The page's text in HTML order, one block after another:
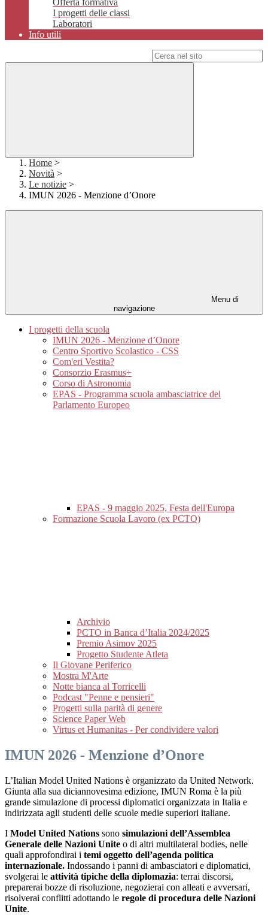
Offerta formativa
I progetti delle classi
Laboratori
Info utili
Home >
Novità >
Le notizie >
IMUN 2026 - Menzione d’Onore
Menu di
navigazione
I progetti della scuola
IMUN 2026 - Menzione d’Onore
Centro Sportivo Scolastico - CSS
Com'eri Vestita?
Consorzio Erasmus+
Corso di Astronomia
EPAS - Programma scuola ambasciatrice del
Parlamento Europeo
EPAS - 9 maggio 2025, Festa dell'Europa
Formazione Scuola Lavoro (ex PCTO)
Archivio
PCTO in Banca d’Italia 2024/2025
Premio Asimov 2025
Progetto Studente Atleta
Il Giovane Periferico
Mostra M'Arte
Notte bianca al Torricelli
Podcast "Penne e pensieri"
Progetti sulla parità di genere
Science Paper Web
Virtus et Humanitas - Per condividere valori
IMUN 2026 - Menzione d’Onore
L’Italian Model United Nations è organizzato da United Network.
Giunta alla sua diciannovesima edizione, IMUN Roma è la più
grande simulazione di processi diplomatici organizzata in Italia e
indirizzata agli studenti delle scuole medie superiori italiane.
I Model United Nations sono simulazioni dell’Assemblea
Generale delle Nazioni Unite o di altri multilateral bodies, nelle
quali approfondirai i temi oggetto dell’agenda politica
internazionale. Indossando i panni di ambasciatori e diplomatici,
svolgerai le attività tipiche della diplomazia: terrai discorsi,
preparerai bozze di risoluzione, negozierai con alleati e avversari,
risolverai conflitti adottando le regole di procedura delle Nazioni
Unite.